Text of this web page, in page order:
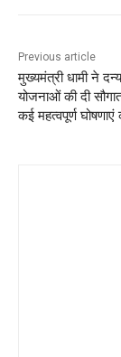
Previous article
मुख्यमंत्री धामी ने
योजनाओं की दी
कई महत्वपूर्ण घोषणाएं